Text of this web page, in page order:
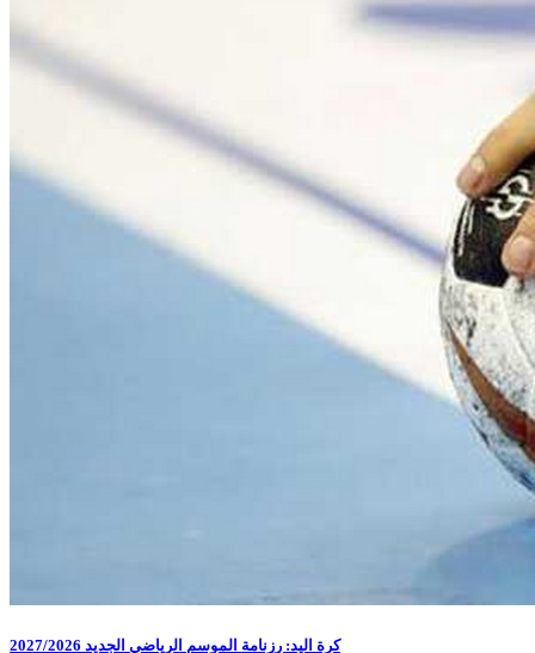
كرة اليد: رزنامة الموسم الرياضي الجديد 2027/2026